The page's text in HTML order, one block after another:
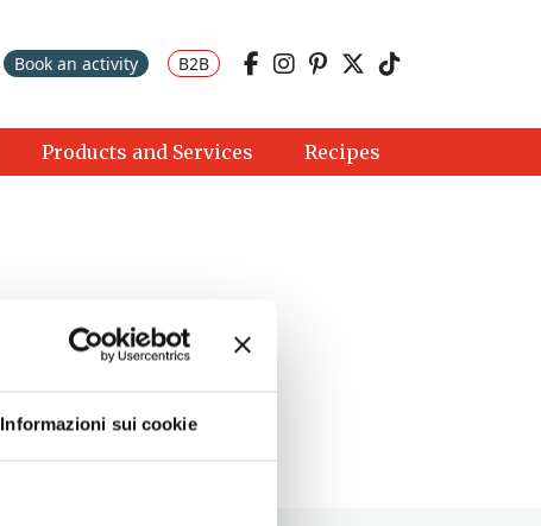
Informazioni sui cookie
Book an activity B2B
Products and Services Recipes